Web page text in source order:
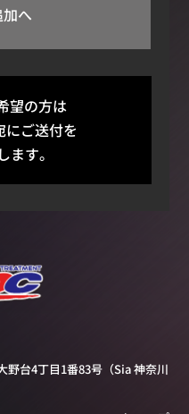
へ
望の方は
ご送付を
ます。
野台4丁目1番83号 （Sia 神奈川